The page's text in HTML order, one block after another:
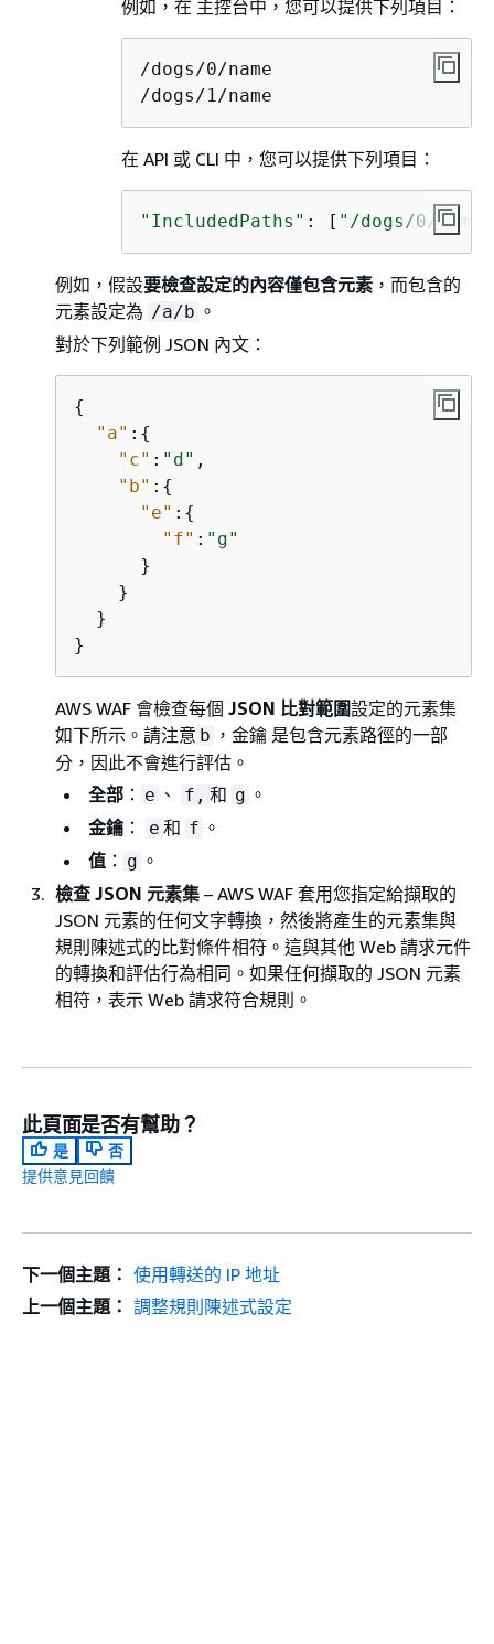
例如，在 主控台中，您可以提供下列項目：
/dogs/0/name
/dogs/1/name
在 API 或 CLI 中，您可以提供下列項目：
"IncludedPaths" : [ "/dogs/0/name"
例如，假設要檢查設定的內容僅包含元素 ，而包含的
元素設定為 /a/b 。
對於下列範例 JSON 內文：
{
"a" : {
"c" : "d" ,
"b" : {
"e" : {
"f" : "g"
      }
    }
  }
}
AWS WAF 會檢查每個 JSON 比對範圍設定的元素集
如下所示。請注意 b ，金鑰 是包含元素路徑的一部
分，因此不會進行評估。
全部 ： e 、 f, 和 g 。
金鑰 ： e 和 f 。
值 ： g 。
檢查 JSON 元素集 – AWS WAF 套用您指定給擷取的
JSON 元素的任何文字轉換，然後將產生的元素集與
規則陳述式的比對條件相符。這與其他 Web 請求元件
的轉換和評估行為相同。如果任何擷取的 JSON 元素
相符，表示 Web 請求符合規則。
此頁面是否有幫助？
是
否
提供意見回饋
下一個主題： 使用轉送的 IP 地址
上一個主題： 調整規則陳述式設定